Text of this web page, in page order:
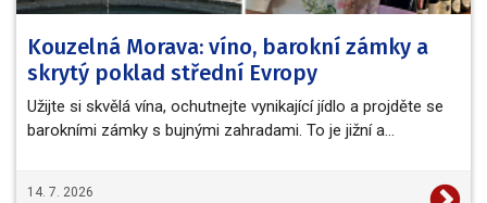
Kouzelná Morava: víno, barokní zámky a
skrytý poklad střední Evropy
Užijte si skvělá vína, ochutnejte vynikající jídlo a projděte se
barokními zámky s bujnými zahradami. To je jižní a…
14. 7. 2026